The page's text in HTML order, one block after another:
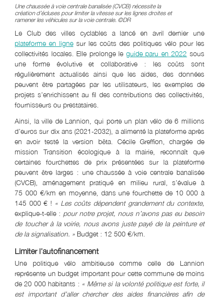
Une chaussée à voie centrale banalisée (CVCB) nécessite la
création d’écluses pour limiter la vitesse sur les lignes droites et
ramener les véhicules sur la voie centrale. ©DR
Le Club des villes cyclables a lancé en avril dernier une
plateforme en ligne sur les coûts des politiques vélo pour les
collectivités locales. Elle prolonge le guide paru en 2022 sous
une forme évolutive et collaborative : les coûts sont
régulièrement actualisés ainsi que les aides, des données
peuvent être partagées par les utilisateurs, les exemples de
projets s’enrichissent au fil des contributions des collectivités,
fournisseurs ou prestataires.
Ainsi, la ville de Lannion, qui porte un plan vélo de 6 millions
d’euros sur dix ans (2021-2032), a alimenté la plateforme après
en avoir testé la version bêta. Cécile Greffion, chargée de
mission Transition écologique à la mairie, reconnaît que
certaines fourchettes de prix présentées sur la plateforme
peuvent être larges : une chaussée à voie centrale banalisée
(CVCB), aménagement pratiqué en milieu rural, s’évalue à
75 000 €/km en moyenne, dans une fourchette de 10 000 à
145 000 € ! « Les coûts dépendent grandement du contexte,
explique-t-elle : pour notre projet, nous n’avons pas eu besoin
de toucher à la voirie, nous avons juste payé de la peinture et
de la signalisation. » Budget : 12 500 €/km.
Limiter l’autofinancement
Une politique vélo ambitieuse comme celle de Lannion
représente un budget important pour cette commune de moins
de 20 000 habitants : « Même si la volonté politique est forte, il
est important d’aller chercher des aides financières afin de